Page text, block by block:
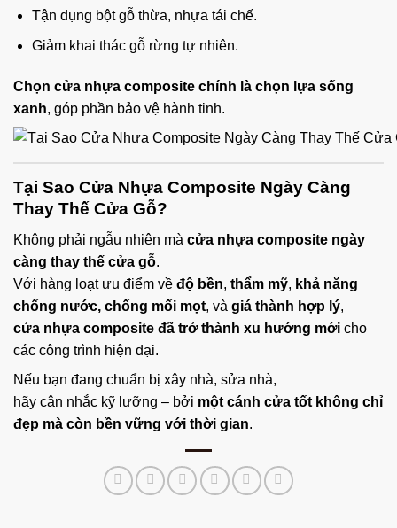
Tận dụng bột gỗ thừa, nhựa tái chế.
Giảm khai thác gỗ rừng tự nhiên.
Chọn cửa nhựa composite chính là chọn lựa sống
xanh, góp phần bảo vệ hành tinh.
Tại Sao Cửa Nhựa Composite Ngày Càng
Thay Thế Cửa Gỗ?
Không phải ngẫu nhiên mà cửa nhựa composite ngày
càng thay thế cửa gỗ.
Với hàng loạt ưu điểm về độ bền, thẩm mỹ, khả năng
chống nước, chống mối mọt, và giá thành hợp lý,
cửa nhựa composite đã trở thành xu hướng mới cho
các công trình hiện đại.
Nếu bạn đang chuẩn bị xây nhà, sửa nhà,
hãy cân nhắc kỹ lưỡng – bởi một cánh cửa tốt không chỉ
đẹp mà còn bền vững với thời gian.